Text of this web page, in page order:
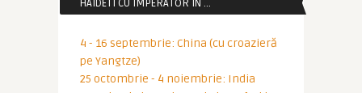
HAIDETI CU IMPERATOR IN …
4 - 16 septembrie: China (cu croazieră
pe Yangtze)
25 octombrie - 4 noiembrie: India